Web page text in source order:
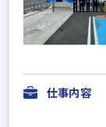
仕事内容